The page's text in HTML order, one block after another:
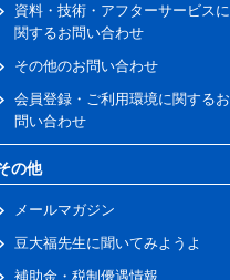
資料・技術・アフターサービスに
関するお問い合わせ
その他のお問い合わせ
会員登録・ご利用環境に関するお
問い合わせ
の他
メールマガジン
豆大福先生に聞いてみようよ
補助金・税制優遇情報